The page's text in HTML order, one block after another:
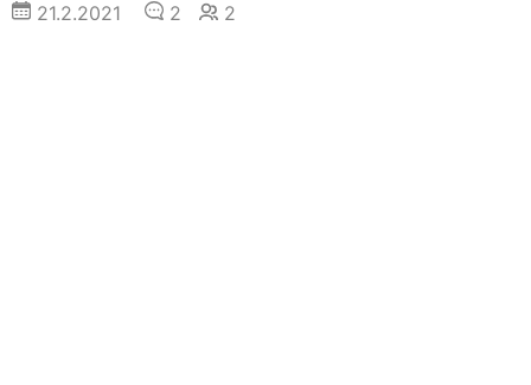
21.2.2021 2 2